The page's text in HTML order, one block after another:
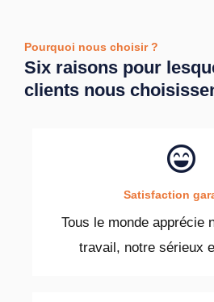
Pourquoi nous choisir ?
Six raisons pour
clients nous
Satisfaction
Tous le monde apprécie
travail, notre sérieux